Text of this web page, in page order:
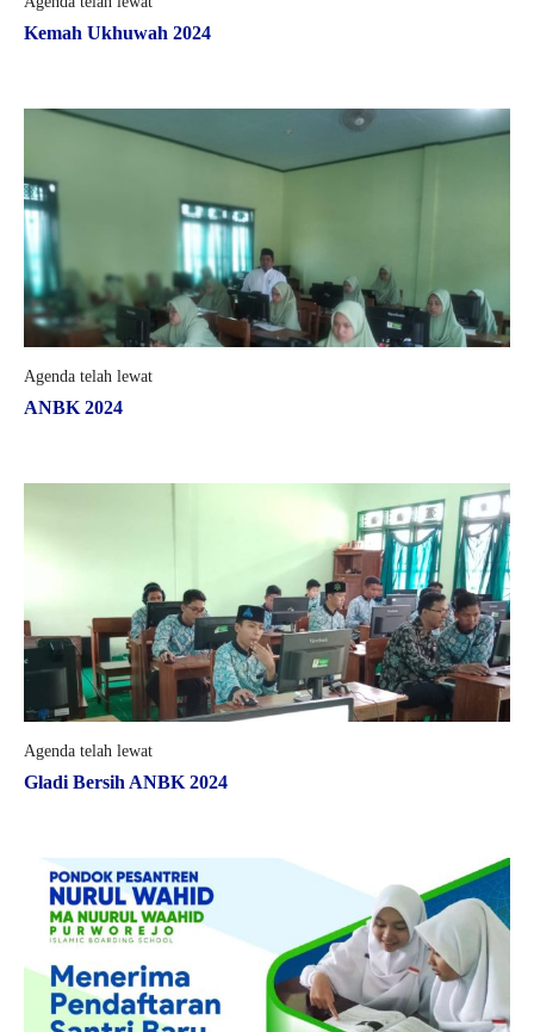
Kemah Ukhuwah 2024
Agenda telah lewat
ANBK 2024
Agenda telah lewat
Gladi Bersih ANBK 2024